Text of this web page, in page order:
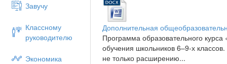
Завучу
Классному
руководителю
Экономика
Дополнительная
Программа образовательного курса
обучения школьников 6–9-х
не только расширению...